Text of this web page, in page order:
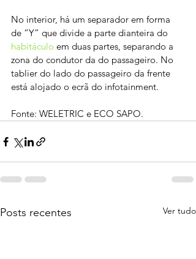
No interior, há um separador em forma
de “Y” que divide a parte dianteira do
habitáculo em duas partes, separando a
zona do condutor da do passageiro. No
tablier do lado do passageiro da frente
está alojado o ecrã do infotainment.
Fonte: WELETRIC e ECO SAPO.
Posts recentes Ver tudo